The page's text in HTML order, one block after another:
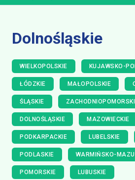
Dolnośląskie
WIELKOPOLSKIE KUJAWSKO-
ŁÓDZKIE MAŁOPOLSKIE
ŚLĄSKIE
DOLNOŚLĄSKIE MAZOWIECKIE
PODKARPACKIE LUBELSKIE
PODLASKIE WARMIŃSKO-
POMORSKIE LUBUSKIE